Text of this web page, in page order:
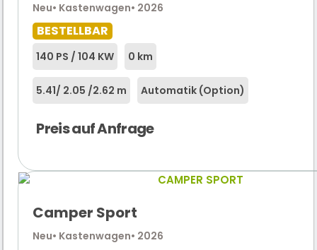
Neu• Kastenwagen• 2026
BESTELLBAR
140 PS / 104 KW 0 km
5.41/ 2.05 /2.62 m Automatik (Option)
Preis auf Anfrage
Camper Sport
Neu• Kastenwagen• 2026